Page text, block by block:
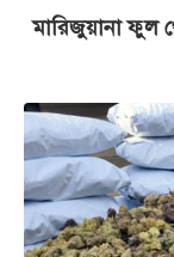
মারিজুয়ানা ফুল